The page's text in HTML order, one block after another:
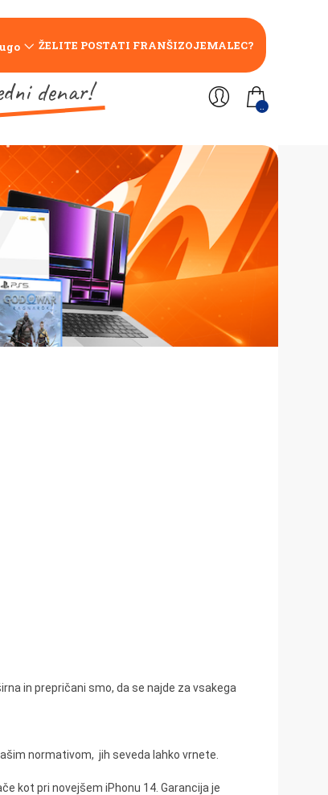
ŽELITE POSTATI FRANŠIZOJEMALEC?
denar! ..
in prepričani smo, da se najde za vsakega
normativom, jih seveda lahko vrnete.
kot pri novejšem iPhonu 14. Garancija je